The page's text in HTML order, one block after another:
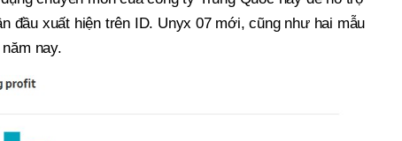
đầu xuất hiện trên ID. Unyx 07 mới, cũng như hai mẫu
nay.